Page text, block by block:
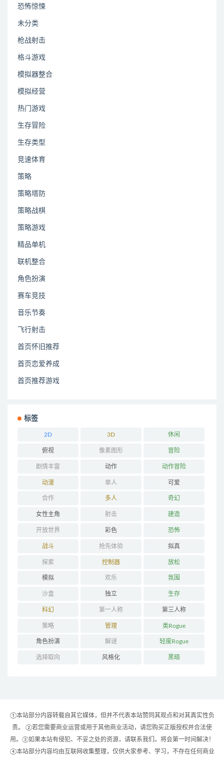
恐怖惊悚
未分类
枪战射击
格斗游戏
模拟器整合
模拟经营
热门游戏
生存冒险
生存类型
竞速体育
策略
策略塔防
策略战棋
策略游戏
精品单机
联机整合
角色扮演
赛车竞技
音乐节奏
飞行射击
首页怀旧推荐
首页恋爱养成
首页推荐游戏
标签
2D 3D 休闲
俯视 像素图形 冒险
剧情丰富 动作 动作冒险
动漫 单人 可爱
合作 多人 奇幻
女性主角 射击 建造
开放世界 彩色 恐怖
战斗 抢先体验 拟真
探索 控制器 放松
模拟 欢乐 氛围
沙盒 独立 生存
科幻 第一人称 第三人称
策略 管理 类Rogue
角色扮演 解谜 轻度Rogue
选择取向 风格化 黑暗
①本站部分内容转载自其它媒体，但并不代表本站赞同其观点和对其真实性负
责。 ②若您需要商业运营或用于其他商业活动，请您购买正版授权并合法使
用。③如果本站有侵犯、不妥之处的资源，请联系我们。将会第一时间解决！
④本站部分内容均由互联网收集整理，仅供大家参考、学习，不存在任何商业